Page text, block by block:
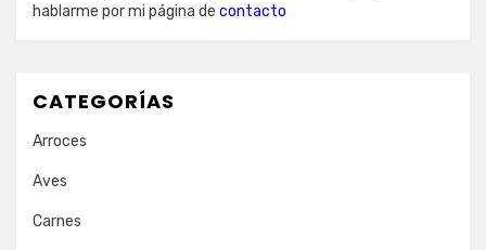
hablarme por mi página de contacto
CATEGORÍAS
Arroces
Aves
Carnes